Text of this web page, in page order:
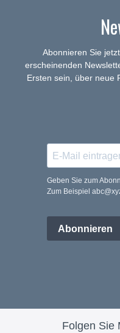
Abonnieren Sie
erscheinenden
Ersten sein, über neue
Geben Sie zum
Zum Beispiel
Abonnieren
Folgen Sie